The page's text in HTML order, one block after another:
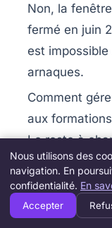
Non, la
fermé en juin
est
arnaques.
Comment
aux
Le reste à
doit être pris
financement,
(travailleurs
Nous utilisons des
navigation. En
confidentialité. En
Accepter